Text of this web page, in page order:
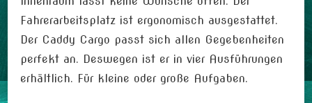
Fahrerarbeitsplatz ist ergonomisch ausgestattet.
Der Caddy Cargo passt sich allen Gegebenheiten
perfekt an. Deswegen ist er in vier Ausführungen
erhältlich. Für kleine oder große Aufgaben.